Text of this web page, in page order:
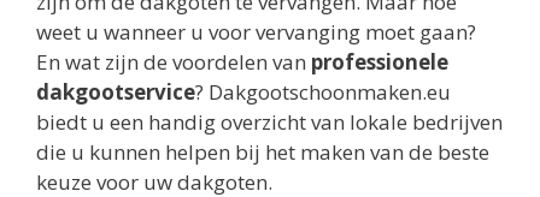
weet u wanneer u voor vervanging moet gaan?
En wat zijn de voordelen van professionele
dakgootservice? Dakgootschoonmaken.eu
biedt u een handig overzicht van lokale bedrijven
die u kunnen helpen bij het maken van de beste
keuze voor uw dakgoten.